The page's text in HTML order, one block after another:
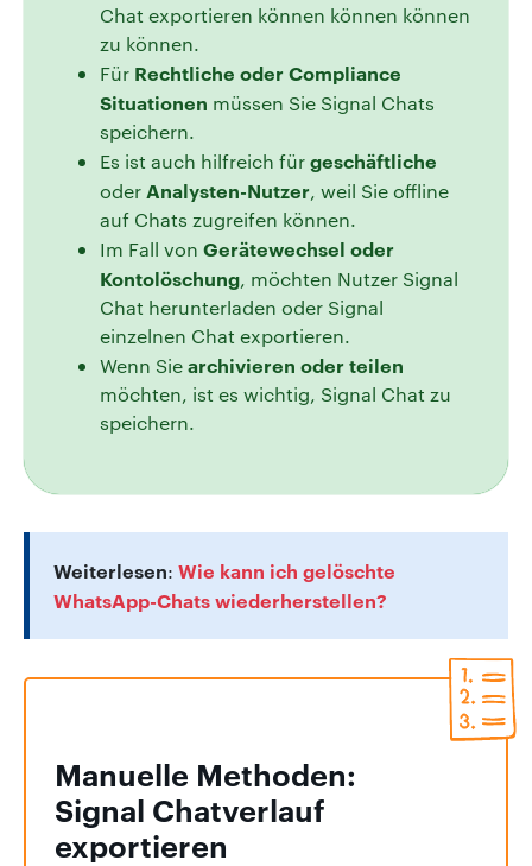
Chat exportieren können können können
zu können.
Für Rechtliche oder Compliance
Situationen müssen Sie Signal Chats
speichern.
Es ist auch hilfreich fürgeschäftliche
oder Analysten-Nutzer, weil Sie offline
auf Chats zugreifen können.
Im Fall von Gerätewechsel oder
Kontolöschung, möchten Nutzer Signal
Chat herunterladen oder Signal
einzelnen Chat exportieren.
Wenn Siearchivieren oder teilen
möchten, ist es wichtig, Signal Chat zu
speichern.
Weiterlesen: Wie kann ich gelöschte
WhatsApp-Chats wiederherstellen?
Manuelle Methoden:
Signal Chatverlauf
exportieren